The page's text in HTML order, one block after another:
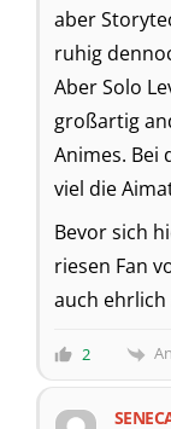
aber
ruhig
Aber Solo
großartig
Animes. Bei
viel die
Bevor sich
riesen Fan
auch ehrlich
2